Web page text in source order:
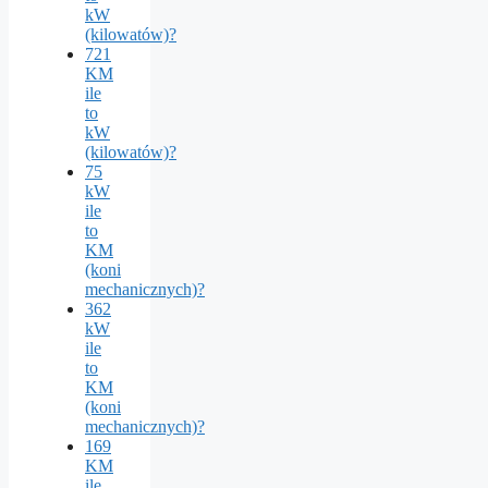
kW
(kilowatów)?
721
KM
ile
to
kW
(kilowatów)?
75
kW
ile
to
KM
(koni
mechanicznych)?
362
kW
ile
to
KM
(koni
mechanicznych)?
169
KM